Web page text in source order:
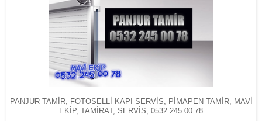
PANJUR TAMİR, FOTOSELLİ KAPI SERVİS, PİMAPEN TAMİR, MAVİ
EKİP, TAMİRAT, SERVİS, 0532 245 00 78